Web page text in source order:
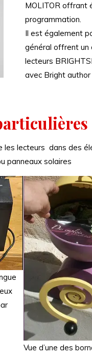
MOLITOR offrant
programmation.
Il est également
général offrent un
lecteurs
avec Bright
les lecteurs dans des
panneaux solaires
Vue d’une des